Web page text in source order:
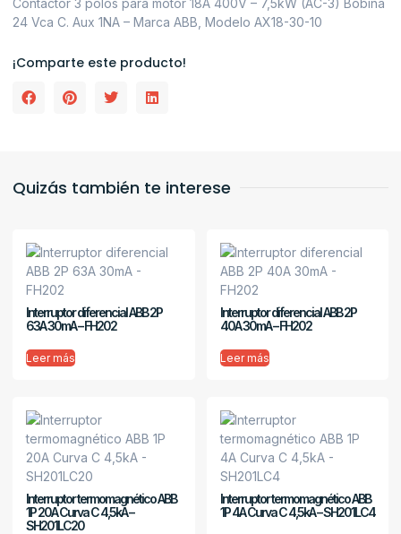
Contactor 3 polos para motor 18A 400V – 7,5kW (AC-3) Bobina
24 Vca C. Aux 1NA – Marca ABB, Modelo AX18-30-10
¡Comparte este producto!
Quizás también te interese
Interruptor diferencial ABB 2P
63A 30mA – FH202
Leer más
Interruptor diferencial ABB 2P
40A 30mA – FH202
Leer más
Interruptor termomagnético ABB
1P 20A Curva C 4,5kA –
SH201LC20
Interruptor termomagnético ABB
1P 4A Curva C 4,5kA – SH201LC4